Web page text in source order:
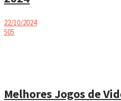
22/10/2024
505
Melhores Jogos de